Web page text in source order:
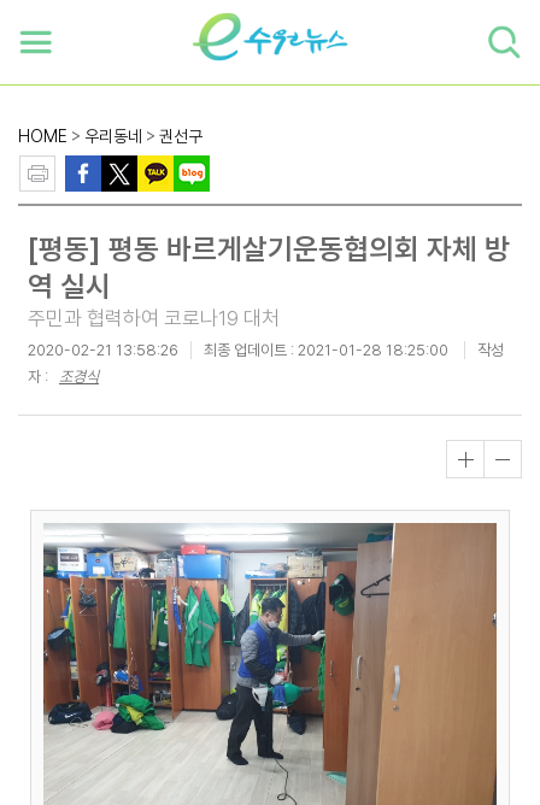
HOME > 우리동네 > 권선구
[평동] 평동 바르게살기운동협의회 자체 방
역 실시
주민과 협력하여 코로나19 대처
2020-02-21 13:58:26 최종 업데이트 : 2021-01-28 18:25:00
작성
자 : 조경식